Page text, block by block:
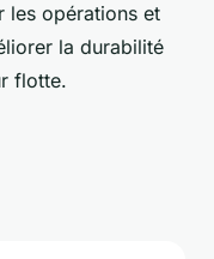
les opérations et
la durabilité
flotte.